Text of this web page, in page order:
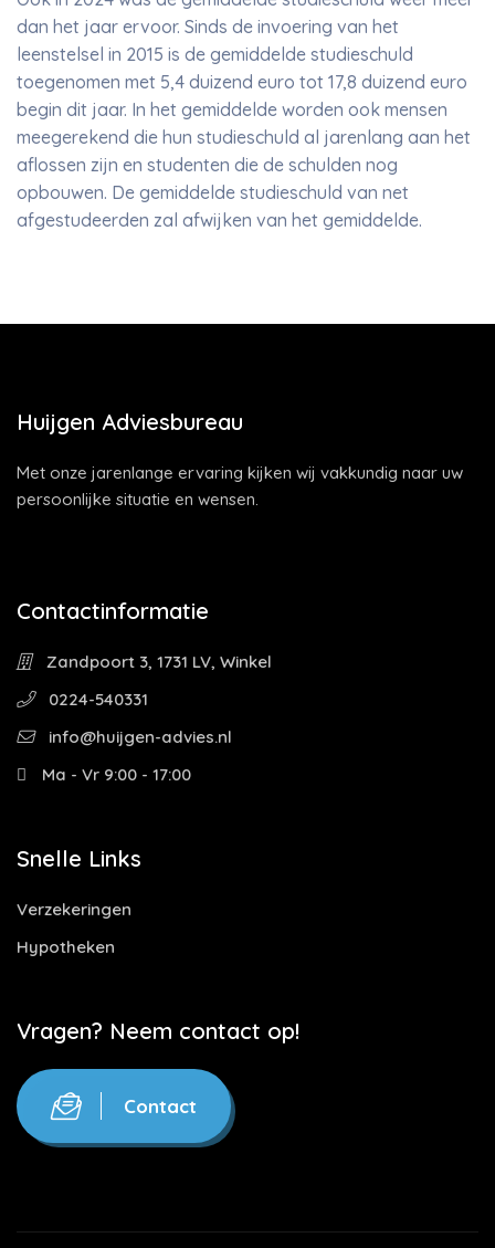
dan het jaar ervoor. Sinds de invoering van het
leenstelsel in 2015 is de gemiddelde studieschuld
toegenomen met 5,4 duizend euro tot 17,8 duizend euro
begin dit jaar. In het gemiddelde worden ook mensen
meegerekend die hun studieschuld al jarenlang aan het
aflossen zijn en studenten die de schulden nog
opbouwen. De gemiddelde studieschuld van net
afgestudeerden zal afwijken van het gemiddelde.
Huijgen Adviesbureau
Met onze jarenlange ervaring kijken wij vakkundig naar uw
persoonlijke situatie en wensen.
Contactinformatie
Zandpoort 3, 1731 LV, Winkel
0224-540331
info@huijgen-advies.nl
Ma - Vr 9:00 - 17:00
Snelle Links
Verzekeringen
Hypotheken
Vragen? Neem contact op!
Contact